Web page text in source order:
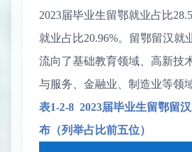
2023届毕业生留鄂就业占比
就业占比20.96%。 留鄂留汉就
流向了基础教育领域、高新技
与服务、金融业、制造业等领
表1-2-8 2023届毕业生留鄂留
布（列举占比前五位）